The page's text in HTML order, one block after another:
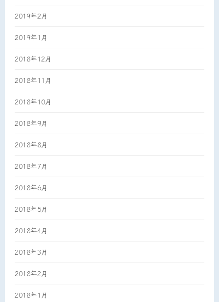
2019年2月
2019年1月
2018年12月
2018年11月
2018年10月
2018年9月
2018年8月
2018年7月
2018年6月
2018年5月
2018年4月
2018年3月
2018年2月
2018年1月